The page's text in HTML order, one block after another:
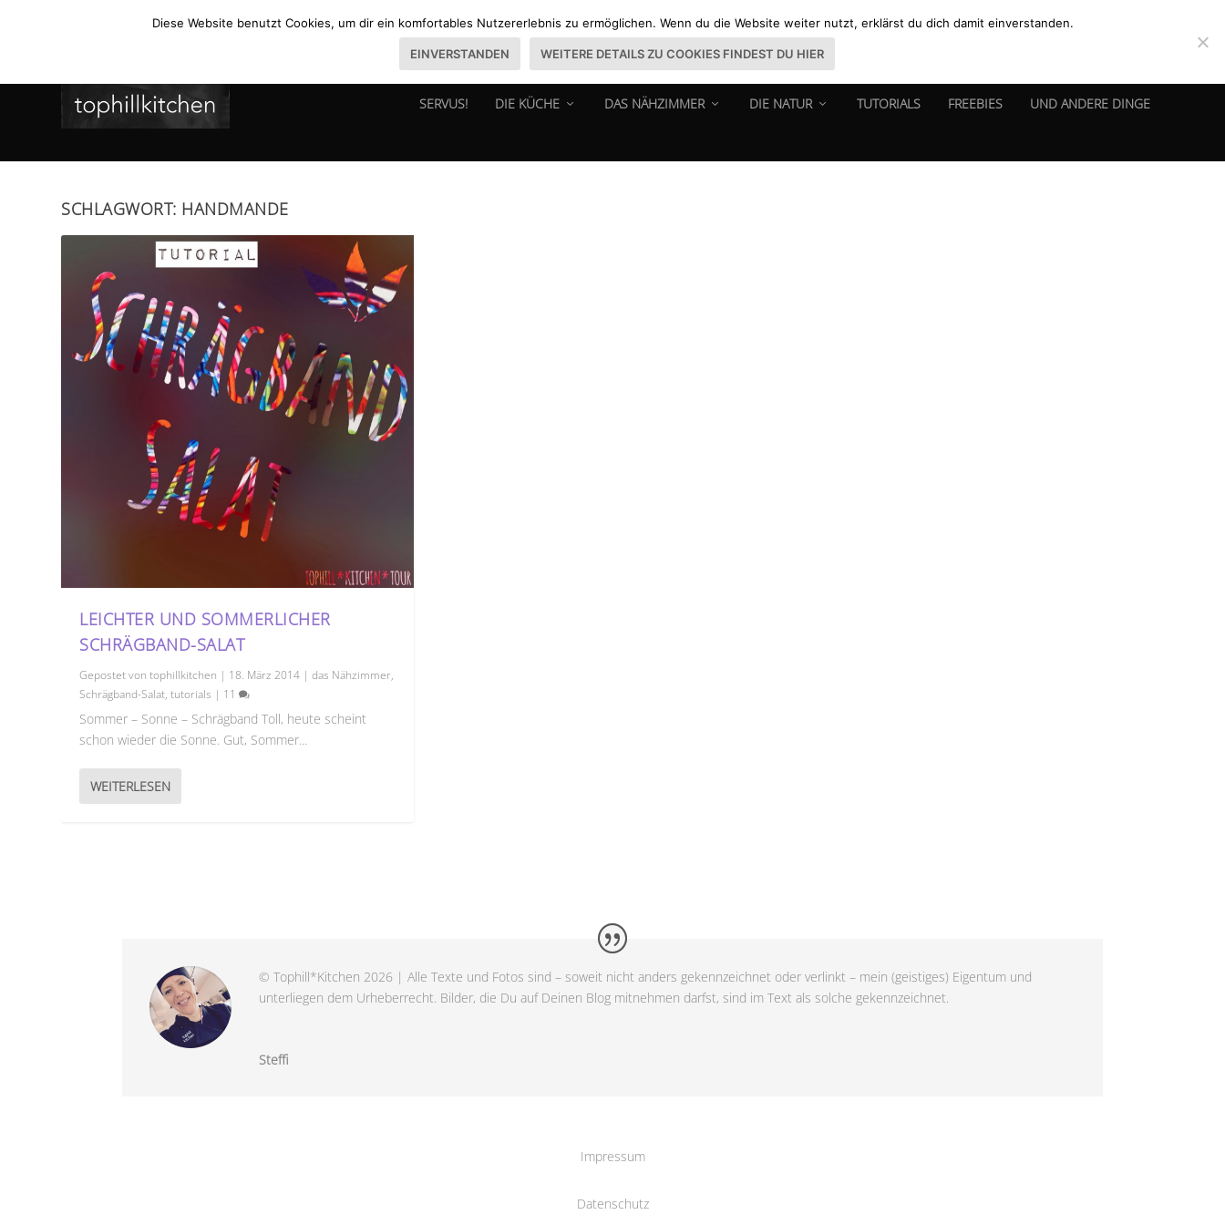
SERVUS! DIE KÜCHE DAS NÄHZIMMER DIE NATUR TUTORIALS FREEBIES UND ANDERE DINGE
SCHLAGWORT: HANDMANDE
LEICHTER UND SOMMERLICHER
SCHRÄGBAND-SALAT
Gepostet vontophillkitchen | 18. März 2014 |das Nähzimmer,
Schrägband-Salat,tutorials | 11
Sommer – Sonne – Schrägband Toll, heute scheint
schon wieder die Sonne. Gut, Sommer...
WEITERLESEN
© Tophill*Kitchen 2026 | Alle Texte und Fotos sind – soweit nicht anders gekennzeichnet oder verlinkt – mein (geistiges) Eigentum und
unterliegen dem Urheberrecht. Bilder, die Du auf Deinen Blog mitnehmen darfst, sind im Text als solche gekennzeichnet.
Steffi
Impressum
Datenschutz
Diese Website benutzt Cookies, um dir ein komfortables Nutzererlebnis zu ermöglichen. Wenn du die Website weiter nutzt, erklärst du dich damit einverstanden.
EINVERSTANDEN WEITERE DETAILS ZU COOKIES FINDEST DU HIER